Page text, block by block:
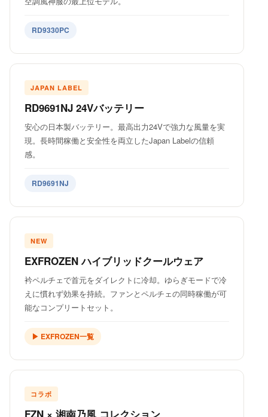
RD9330PC
JAPAN LABEL
RD9691NJ 24Vバッテリー
安心の日本製バッテリー。最高出力24Vで強力な風量を実
現。長時間稼働と安全性を両立したJapan Labelの信頼
感。
RD9691NJ
NEW
EXFROZEN ハイブリッドクールウェア
衿ペルチェで首元をダイレクトに冷却。ゆらぎモードで冷
えに慣れず効果を持続。ファンとペルチェの同時稼働が可
能なコンプリートセット。
▶ EXFROZEN一覧
コラボ
FZN × 湘南乃風 コレクション